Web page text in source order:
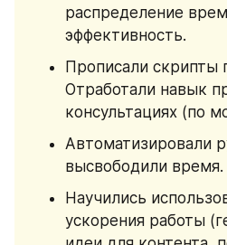
распределение
эффективность.
Прописали скрипты
Отработали навык
консультациях (по
Автоматизировали
высвободили время.
Научились
ускорения работы